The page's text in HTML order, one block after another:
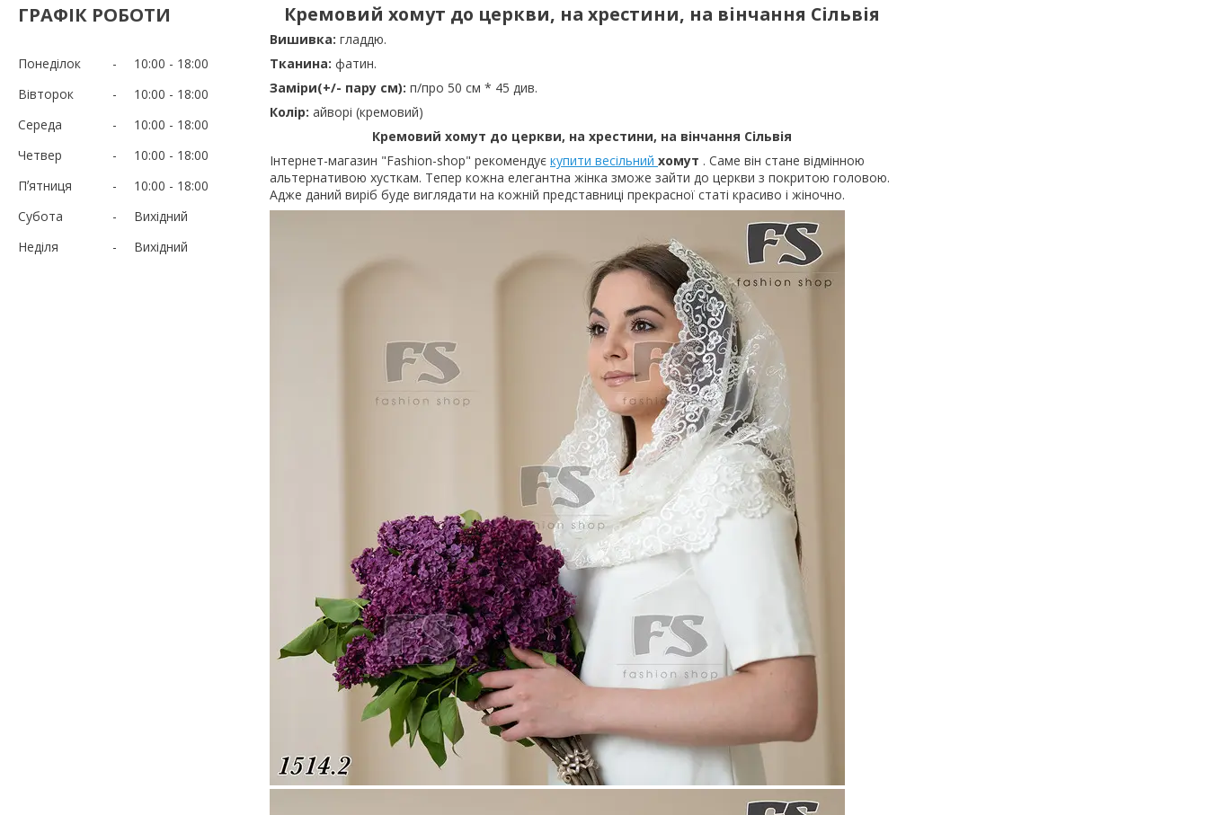
ГРАФІК РОБОТИ
Понеділок 10:00
18:00
Вівторок
10:00
18:00
Середа
10:00
18:00
Четвер
10:00
18:00
Пʼятниця
10:00
18:00
Субота
Вихідний
Неділя
Вихідний
Кремовий хомут до церкви, на хрестини, на вінчання Сільвія
Вишивка: гладдю.
Тканина: фатин.
Заміри(+/- пару см): п/про 50 см * 45 див.
Колір: айворі (кремовий)
Кремовий хомут до церкви, на хрестини, на вінчання Сільвія
Інтернет-магазин "Fashion-shop" рекомендує купити весільний хомут . Саме він стане відмінною
альтернативою хусткам. Тепер кожна елегантна жінка зможе зайти до церкви з покритою головою.
Адже даний виріб буде виглядати на кожній представниці прекрасної статі красиво і жіночно.